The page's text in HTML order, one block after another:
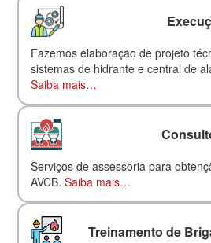
Fazemos elaboração de projeto
sistemas de hidrante e central de
Saiba mais…
Serviços de assessoria para
AVCB.Saiba mais…
Treinamento de